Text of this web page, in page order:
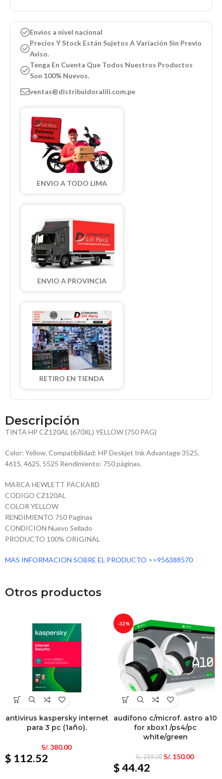
Envios a nivel nacional
Precios Y Stock Están Sujetos A Variación Sin Previo
Aviso.
Tenga En Cuenta Que Todos Nuestros Productos
Son 100% Nuevos.
ventas@distribuidoralili.com.pe
ENVIO A TODO LIMA
ENVIO A PROVINCIA
RETIRO EN TIENDA
Descripción
TINTA HP CZ120AL (670XL) YELLOW (750 PAG)
Color: Yellow, Compatibilidad: HP Deskjet Ink Advantage 3525,
4615, 4625, 5525 Rendimiento: 750 páginas.
MARCA HEWLETT PACKARD
CODIGO CZ120AL
COLOR YELLOW
RENDIMIENTO 750 Paginas
CONDICION Nuevo Sellado
PRODUCTO 100% ORIGINAL
MAS INFORMACION SOBRE EL PRODUCTO >>956388570
Otros productos
antivirus kaspersky internet
para 3 pc (1año).
S/.380.00
$ 112.52
-32%
audifono c/microf. astro a10
for xbox1 /ps4/pc
white/green
S/.219.00 S/.150.00
$ 44.42